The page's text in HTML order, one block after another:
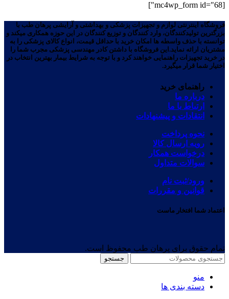
[mc4wp_form id="68"]
فروشگاه اینترنتی لوازم و تجهیزات پزشکی و بهداشتی و آرایشی پرهان طب با
بزرگترین تولیدکنندگان، وارد کنندگان و توزیع کنندگان در این حوزه همکاری میکند و
توانسته با حذف واسطه ها امکان خرید با حداقل قیمت، انواع کالای پزشکی را به
مشتریان ارائه نماید.این فروشگاه با داشتن کادر مهندسی پزشکی مجرب شما را
در خرید تجهیزات راهنمایی خواهند کرد و با توجه به شرایط بیمار بهترین انتخاب در
اختیار شما قرار میگیرد.
راهنمای خرید
درباره ما
ارتباط با ما
انتقادات و پیشنهادات
نحوه پرداخت
رویه ارسال کالا
درخواست همکار
سوالات متداول
ورود/ثبت نام
قوانین و مقررات
اعتماد شما افتخار ماست
تمام حقوق برای پرهان طب محفوظ است.
جستجو
منو
دسته بندی ها